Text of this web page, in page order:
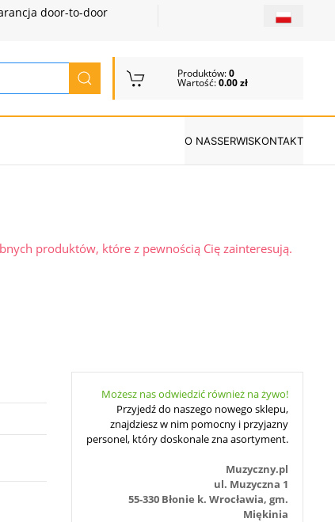
door-to-door
Produktów:0
Wartość:0.00 zł
O NASSERWISKONTAKT
produktów, które z pewnością Cię zainteresują.
Możesz nas odwiedzić również na żywo!
Przyjedź do naszego nowego sklepu,
znajdziesz w nim pomocny i przyjazny
personel, który doskonale zna asortyment.
Muzyczny.pl
ul. Muzyczna 1
55-330 Błonie k. Wrocławia, gm.
Miękinia